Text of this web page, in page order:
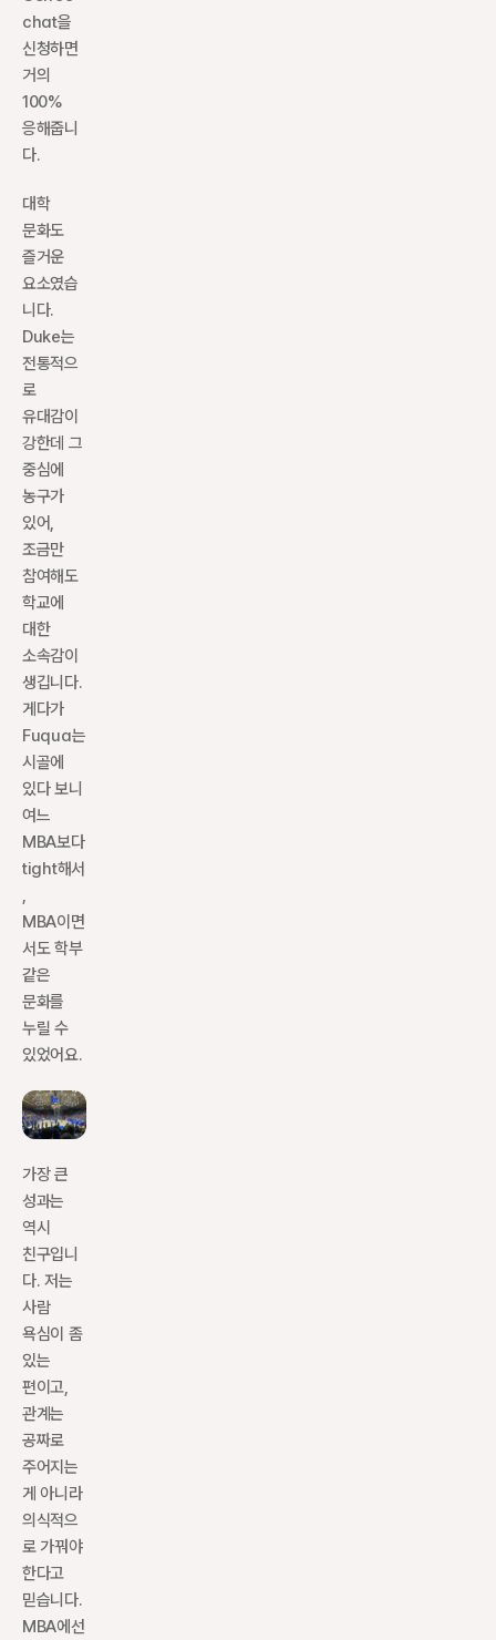
chat을
신청하면
거의
100%
응해줍니
다.
대학
문화도
즐거운
요소였습
니다.
Duke는
전통적으
로
유대감이
강한데 그
중심에
농구가
있어,
조금만
참여해도
학교에
대한
소속감이
생깁니다.
게다가
Fuqua는
시골에
있다 보니
여느
MBA보다
tight해서
,
MBA이면
서도 학부
같은
문화를
누릴 수
있었어요.
가장 큰
성과는
역시
친구입니
다. 저는
사람
욕심이 좀
있는
편이고,
관계는
공짜로
주어지는
게 아니라
의식적으
로 가꿔야
한다고
믿습니다.
MBA에선